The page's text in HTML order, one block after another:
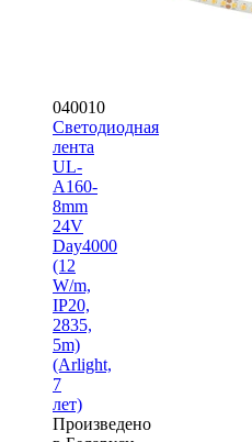
040010
Светодиодная
лента
UL-
A160-
8mm
24V
Day4000
(12
W/m,
IP20,
2835,
5m)
(Arlight,
7
лет)
Произведено